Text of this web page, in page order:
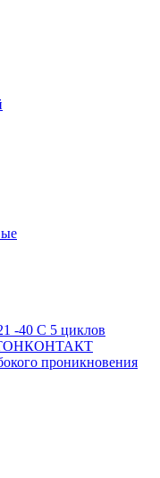
-40 С 5 циклов
проникновения